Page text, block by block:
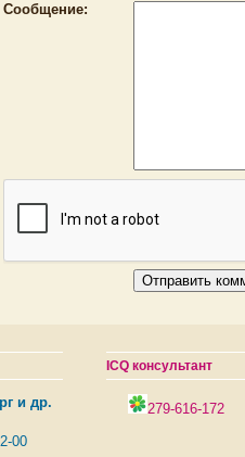
Сообщение:
и др.
00
ICQ консультант
279-616-172